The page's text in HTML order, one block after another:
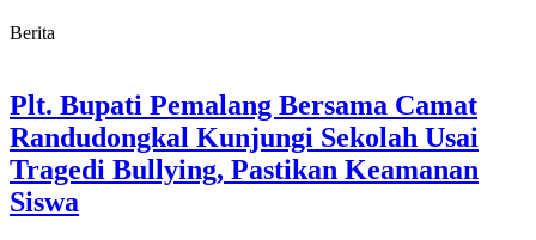
Berita
Plt. Bupati Pemalang Bersama Camat
Randudongkal Kunjungi Sekolah Usai
Tragedi Bullying, Pastikan Keamanan
Siswa